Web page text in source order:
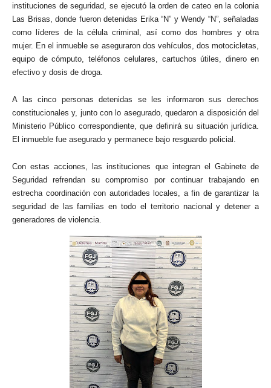
instituciones de seguridad, se ejecutó la orden de cateo en la colonia
Las Brisas, donde fueron detenidas Erika “N” y Wendy “N”, señaladas
como líderes de la célula criminal, así como dos hombres y otra
mujer. En el inmueble se aseguraron dos vehículos, dos motocicletas,
equipo de cómputo, teléfonos celulares, cartuchos útiles, dinero en
efectivo y dosis de droga.
A las cinco personas detenidas se les informaron sus derechos
constitucionales y, junto con lo asegurado, quedaron a disposición del
Ministerio Público correspondiente, que definirá su situación jurídica.
El inmueble fue asegurado y permanece bajo resguardo policial.
Con estas acciones, las instituciones que integran el Gabinete de
Seguridad refrendan su compromiso por continuar trabajando en
estrecha coordinación con autoridades locales, a fin de garantizar la
seguridad de las familias en todo el territorio nacional y detener a
generadores de violencia.